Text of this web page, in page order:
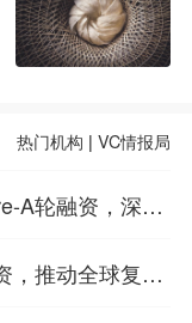
热门机构 |VC情报局
A轮融资，深耕i
，推动全球复合